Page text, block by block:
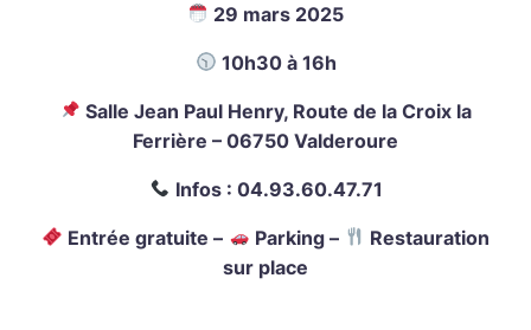
29 mars 2025
10h30 à 16h
Salle Jean Paul Henry, Route de la Croix la
Ferrière – 06750 Valderoure
Infos : 04.93.60.47.71
Entrée gratuite – Parking –
Restauration
sur place